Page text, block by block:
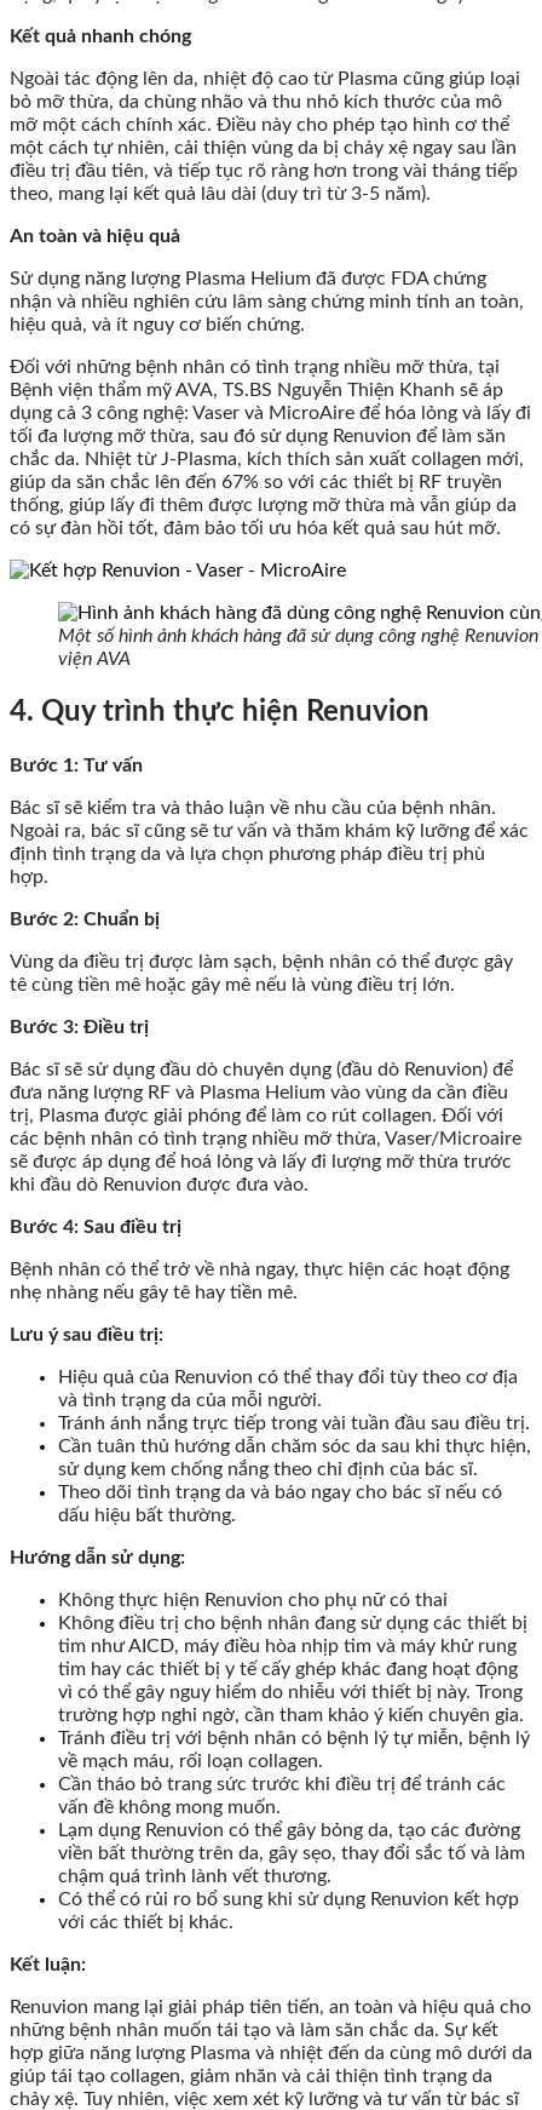
Kết quả nhanh chóng
Ngoài tác động lên da, nhiệt độ cao từ Plasma cũng giúp loại
bỏ mỡ thừa, da chùng nhão và thu nhỏ kích thước của mô
mỡ một cách chính xác. Điều này cho phép tạo hình cơ thể
một cách tự nhiên, cải thiện vùng da bị chảy xệ ngay sau lần
điều trị đầu tiên, và tiếp tục rõ ràng hơn trong vài tháng tiếp
theo, mang lại kết quả lâu dài (duy trì từ 3-5 năm).
An toàn và hiệu quả
Sử dụng năng lượng Plasma Helium đã được FDA chứng
nhận và nhiều nghiên cứu lâm sàng chứng minh tính an toàn,
hiệu quả, và ít nguy cơ biến chứng.
Đối với những bệnh nhân có tình trạng nhiều mỡ thừa, tại
Bệnh viện thẩm mỹ AVA, TS.BS Nguyễn Thiện Khanh sẽ áp
dụng cả 3 công nghệ: Vaser và MicroAire để hóa lỏng và lấy đi
tối đa lượng mỡ thừa, sau đó sử dụng Renuvion để làm săn
chắc da. Nhiệt từ J-Plasma, kích thích sản xuất collagen mới,
giúp da săn chắc lên đến 67% so với các thiết bị RF truyền
thống, giúp lấy đi thêm được lượng mỡ thừa mà vẫn giúp da
có sự đàn hồi tốt, đảm bảo tối ưu hóa kết quả sau hút mỡ.
Một số hình ảnh khách hàng đã sử dụng công nghệ
viện AVA
4. Quy trình thực hiện Renuvion
Bước 1: Tư vấn
Bác sĩ sẽ kiểm tra và thảo luận về nhu cầu của bệnh nhân.
Ngoài ra, bác sĩ cũng sẽ tư vấn và thăm khám kỹ lưỡng để xác
định tình trạng da và lựa chọn phương pháp điều trị phù
hợp.
Bước 2: Chuẩn bị
Vùng da điều trị được làm sạch, bệnh nhân có thể được gây
tê cùng tiền mê hoặc gây mê nếu là vùng điều trị lớn.
Bước 3: Điều trị
Bác sĩ sẽ sử dụng đầu dò chuyên dụng (đầu dò Renuvion) để
đưa năng lượng RF và Plasma Helium vào vùng da cần điều
trị, Plasma được giải phóng để làm co rút collagen. Đối với
các bệnh nhân có tình trạng nhiều mỡ thừa, Vaser/Microaire
sẽ được áp dụng để hoá lỏng và lấy đi lượng mỡ thừa trước
khi đầu dò Renuvion được đưa vào.
Bước 4: Sau điều trị
Bệnh nhân có thể trở về nhà ngay, thực hiện các hoạt động
nhẹ nhàng nếu gây tê hay tiền mê.
Lưu ý sau điều trị:
Hiệu quả của Renuvion có thể thay đổi tùy theo cơ địa
và tình trạng da của mỗi người.
Tránh ánh nắng trực tiếp trong vài tuần đầu sau điều trị.
Cần tuân thủ hướng dẫn chăm sóc da sau khi thực hiện,
sử dụng kem chống nắng theo chỉ định của bác sĩ.
Theo dõi tình trạng da và báo ngay cho bác sĩ nếu có
dấu hiệu bất thường.
Hướng dẫn sử dụng:
Không thực hiện Renuvion cho phụ nữ có thai
Không điều trị cho bệnh nhân đang sử dụng các thiết bị
tim như AICD, máy điều hòa nhịp tim và máy khử rung
tim hay các thiết bị y tế cấy ghép khác đang hoạt động
vì có thể gây nguy hiểm do nhiễu với thiết bị này. Trong
trường hợp nghi ngờ, cần tham khảo ý kiến chuyên gia.
Tránh điều trị với bệnh nhân có bệnh lý tự miễn, bệnh lý
về mạch máu, rối loạn collagen.
Cần tháo bỏ trang sức trước khi điều trị để tránh các
vấn đề không mong muốn.
Lạm dụng Renuvion có thể gây bỏng da, tạo các đường
viền bất thường trên da, gây sẹo, thay đổi sắc tố và làm
chậm quá trình lành vết thương.
Có thể có rủi ro bổ sung khi sử dụng Renuvion kết hợp
với các thiết bị khác.
Kết luận:
Renuvion mang lại giải pháp tiên tiến, an toàn và hiệu quả cho
những bệnh nhân muốn tái tạo và làm săn chắc da. Sự kết
hợp giữa năng lượng Plasma và nhiệt đến da cùng mô dưới da
giúp tái tạo collagen, giảm nhăn và cải thiện tình trạng da
chảy xệ. Tuy nhiên, việc xem xét kỹ lưỡng và tư vấn từ bác sĩ